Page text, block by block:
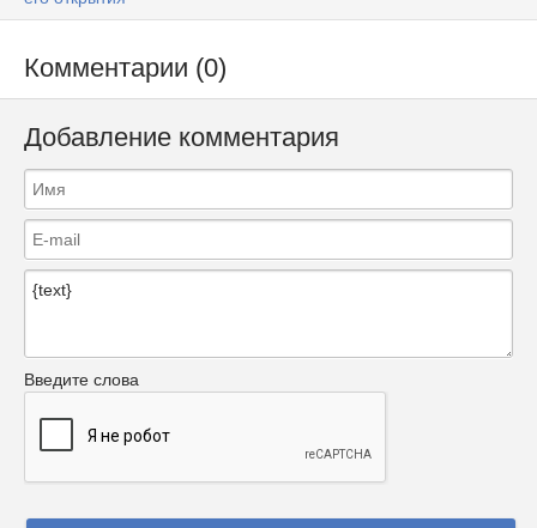
Комментарии (0)
Добавление комментария
Введите слова